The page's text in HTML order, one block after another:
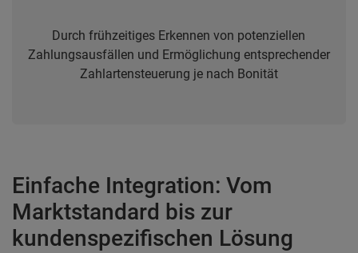
Durch frühzeitiges Erkennen von potenziellen
Zahlungsausfällen und Ermöglichung entsprechender
Zahlartensteuerung je nach Bonität
Einfache Integration: Vom
Marktstandard bis zur
kundenspezifischen Lösung